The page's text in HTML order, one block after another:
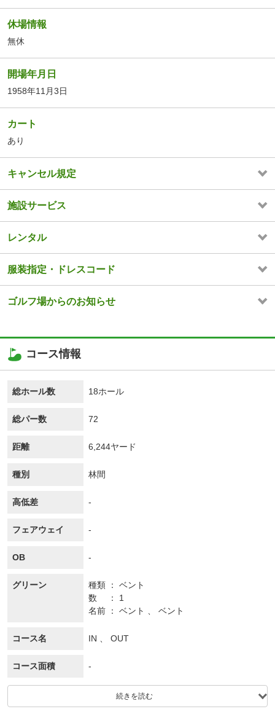
休場情報
無休
開場年月日
1958年11月3日
カート
あり
キャンセル規定
施設サービス
レンタル
服装指定・ドレスコード
ゴルフ場からのお知らせ
コース情報
総ホール数 18ホール
総パー数 72
距離 6,244ヤード
種別 林間
高低差 -
フェアウェイ -
OB -
グリーン 種類
ベント
数
1
名前
ベント 、 ベント
コース名 IN 、 OUT
コース面積 -
続きを読む